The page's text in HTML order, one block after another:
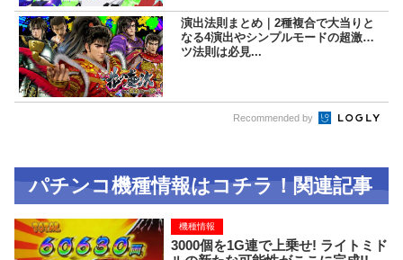
演出法則まとめ｜2種複合で大当りと
なる4演出やシンプルモードの超激ア
ツ法則は必見...
Recommended by
パチンコ機種情報はコチラ！関連記事
3000個を1G連で上乗せ! ライトミド
機種情報